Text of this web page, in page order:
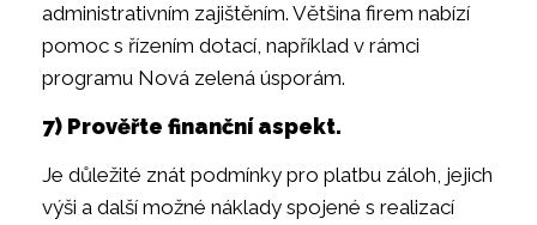
administrativním zajištěním. Většina firem nabízí
pomoc s řízením dotací, například v rámci
programu Nová zelená úsporám.
7) Prověřte finanční aspekt.
Je důležité znát podmínky pro platbu záloh, jejich
výši a další možné náklady spojené s realizací